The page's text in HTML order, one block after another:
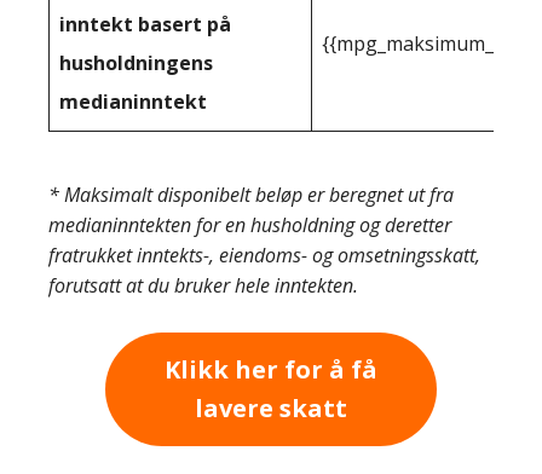
inntekt basert på
husholdningens
medianinntekt
* Maksimalt disponibelt beløp er beregnet ut fra
medianinntekten for en husholdning og deretter
fratrukket inntekts-, eiendoms- og omsetningsskatt,
forutsatt at du bruker hele inntekten.
Klikk her for å få
lavere skatt